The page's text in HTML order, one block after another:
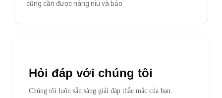
cũng cần được nâng niu và bảo
Hỏi đáp với chúng tôi
Chúng tôi luôn sẵn sàng giải đáp thắc mắc của bạn.